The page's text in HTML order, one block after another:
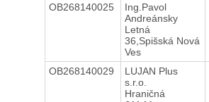
OB268140025
Ing.Pavol
Andreánsky
Letná
36,Spišská Nová
Ves
OB268140029
LUJAN Plus
s.r.o.
Hraničná